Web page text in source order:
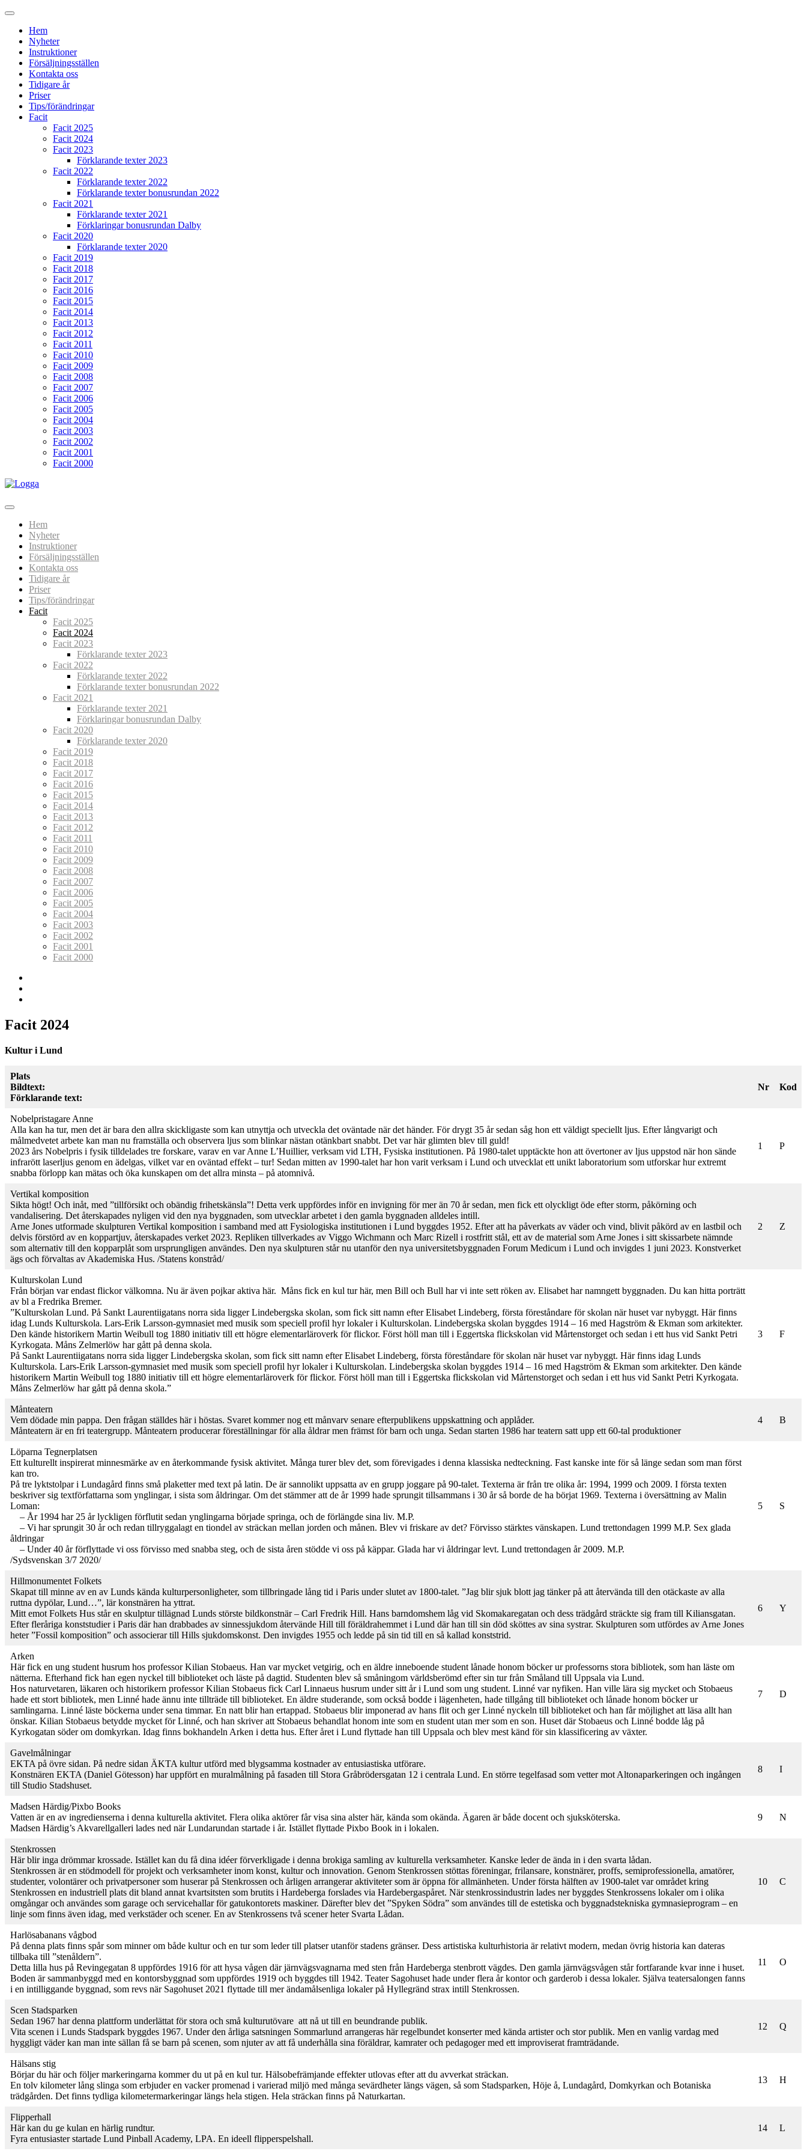
Hem
Nyheter
Instruktioner
Försäljningsställen
Kontakta oss
Tidigare år
Priser
Tips/förändringar
Facit
Facit 2025
Facit 2024
Facit 2023
Förklarande texter 2023
Facit 2022
Förklarande texter 2022
Förklarande texter bonusrundan 2022
Facit 2021
Förklarande texter 2021
Förklaringar bonusrundan Dalby
Facit 2020
Förklarande texter 2020
Facit 2019
Facit 2018
Facit 2017
Facit 2016
Facit 2015
Facit 2014
Facit 2013
Facit 2012
Facit 2011
Facit 2010
Facit 2009
Facit 2008
Facit 2007
Facit 2006
Facit 2005
Facit 2004
Facit 2003
Facit 2002
Facit 2001
Facit 2000
Hoppa
innehåll
Lundarundan
Upptäck Lund genom fotoorientering
Hem
Nyheter
Instruktioner
Försäljningsställen
Kontakta oss
Tidigare år
Priser
Tips/förändringar
Facit
Facit 2025
Facit 2024
Facit 2023
Förklarande texter 2023
Facit 2022
Förklarande texter 2022
Förklarande texter bonusrundan 2022
Facit 2021
Förklarande texter 2021
Förklaringar bonusrundan Dalby
Facit 2020
Förklarande texter 2020
Facit 2019
Facit 2018
Facit 2017
Facit 2016
Facit 2015
Facit 2014
Facit 2013
Facit 2012
Facit 2011
Facit 2010
Facit 2009
Facit 2008
Facit 2007
Facit 2006
Facit 2005
Facit 2004
Facit 2003
Facit 2002
Facit 2001
Facit 2000
Facit 2024
Kultur i Lund
Plats
Bildtext:
Förklarande text:
Nr Kod
Nobelpristagare Anne
Alla kan ha tur, men det är bara den allra skickligaste som kan utnyttja och utveckla det oväntade när det händer. För drygt 35 år sedan såg hon ett väldigt speciellt ljus. Efter långvarigt och
målmedvetet arbete kan man nu framställa och observera ljus som blinkar nästan otänkbart snabbt. Det var här glimten blev till guld!
2023 års Nobelpris i fysik tilldelades tre forskare, varav en var Anne L’Huillier, verksam vid LTH, Fysiska institutionen. På 1980-talet upptäckte hon att övertoner av ljus uppstod när hon sände
infrarött laserljus genom en ädelgas, vilket var en oväntad effekt – tur! Sedan mitten av 1990-talet har hon varit verksam i Lund och utvecklat ett unikt laboratorium som utforskar hur extremt
snabba förlopp kan mätas och öka kunskapen om det allra minsta – på atomnivå.
1 P
Vertikal komposition
Sikta högt! Och inåt, med ”tillförsikt och obändig frihetskänsla”! Detta verk uppfördes inför en invigning för mer än 70 år sedan, men fick ett olyckligt öde efter storm, påkörning och
vandalisering. Det återskapades nyligen vid den nya byggnaden, som utvecklar arbetet i den gamla byggnaden alldeles intill.
Arne Jones utformade skulpturen Vertikal komposition i samband med att Fysiologiska institutionen i Lund byggdes 1952. Efter att ha påverkats av väder och vind, blivit påkörd av en lastbil och
delvis förstörd av en koppartjuv, återskapades verket 2023. Repliken tillverkades av Viggo Wichmann och Marc Rizell i rostfritt stål, ett av de material som Arne Jones i sitt skissarbete nämnde
som alternativ till den kopparplåt som ursprungligen användes. Den nya skulpturen står nu utanför den nya universitetsbyggnaden Forum Medicum i Lund och invigdes 1 juni 2023. Konstverket
ägs och förvaltas av Akademiska Hus. /Statens konstråd/
2 Z
Kulturskolan Lund
Från början var endast flickor välkomna. Nu är även pojkar aktiva här. Måns fick en kul tur här, men Bill och Bull har vi inte sett röken av. Elisabet har namngett byggnaden. Du kan hitta porträtt
av bl a Fredrika Bremer.
”Kulturskolan Lund. På Sankt Laurentiigatans norra sida ligger Lindebergska skolan, som fick sitt namn efter Elisabet Lindeberg, första föreståndare för skolan när huset var nybyggt. Här finns
idag Lunds Kulturskola. Lars-Erik Larsson-gymnasiet med musik som speciell profil hyr lokaler i Kulturskolan. Lindebergska skolan byggdes 1914 – 16 med Hagström & Ekman som arkitekter.
Den kände historikern Martin Weibull tog 1880 initiativ till ett högre elementarläroverk för flickor. Först höll man till i Eggertska flickskolan vid Mårtenstorget och sedan i ett hus vid Sankt Petri
Kyrkogata. Måns Zelmerlöw har gått på denna skola.
På Sankt Laurentiigatans norra sida ligger Lindebergska skolan, som fick sitt namn efter Elisabet Lindeberg, första föreståndare för skolan när huset var nybyggt. Här finns idag Lunds
Kulturskola. Lars-Erik Larsson-gymnasiet med musik som speciell profil hyr lokaler i Kulturskolan. Lindebergska skolan byggdes 1914 – 16 med Hagström & Ekman som arkitekter. Den kände
historikern Martin Weibull tog 1880 initiativ till ett högre elementarläroverk för flickor. Först höll man till i Eggertska flickskolan vid Mårtenstorget och sedan i ett hus vid Sankt Petri Kyrkogata.
Måns Zelmerlöw har gått på denna skola.”
3 F
Månteatern
Vem dödade min pappa. Den frågan ställdes här i höstas. Svaret kommer nog ett månvarv senare efterpublikens uppskattning och applåder.
Månteatern är en fri teatergrupp. Månteatern producerar föreställningar för alla åldrar men främst för barn och unga. Sedan starten 1986 har teatern satt upp ett 60-tal produktioner
4 B
Löparna Tegnerplatsen
Ett kulturellt inspirerat minnesmärke av en återkommande fysisk aktivitet. Många turer blev det, som förevigades i denna klassiska nedteckning. Fast kanske inte för så länge sedan som man först
kan tro.
På tre lyktstolpar i Lundagård finns små plaketter med text på latin. De är sannolikt uppsatta av en grupp joggare på 90-talet. Texterna är från tre olika år: 1994, 1999 och 2009. I första texten
beskriver sig textförfattarna som ynglingar, i sista som åldringar. Om det stämmer att de år 1999 hade sprungit tillsammans i 30 år så borde de ha börjat 1969. Texterna i översättning av Malin
Loman:
– År 1994 har 25 år lyckligen förflutit sedan ynglingarna började springa, och de förlängde sina liv. M.P.
– Vi har sprungit 30 år och redan tillryggalagt en tiondel av sträckan mellan jorden och månen. Blev vi friskare av det? Förvisso stärktes vänskapen. Lund trettondagen 1999 M.P. Sex glada
åldringar
– Under 40 år förflyttade vi oss förvisso med snabba steg, och de sista åren stödde vi oss på käppar. Glada har vi åldringar levt. Lund trettondagen år 2009. M.P.
/Sydsvenskan 3/7 2020/
5 S
Hillmonumentet Folkets
Skapat till minne av en av Lunds kända kulturpersonligheter, som tillbringade lång tid i Paris under slutet av 1800-talet. ”Jag blir sjuk blott jag tänker på att återvända till den otäckaste av alla
ruttna dypölar, Lund…”, lär konstnären ha yttrat.
Mitt emot Folkets Hus står en skulptur tillägnad Lunds störste bildkonstnär – Carl Fredrik Hill. Hans barndomshem låg vid Skomakaregatan och dess trädgård sträckte sig fram till Kiliansgatan.
Efter fleråriga konststudier i Paris där han drabbades av sinnessjukdom återvände Hill till föräldrahemmet i Lund där han till sin död sköttes av sina systrar. Skulpturen som utfördes av Arne Jones
heter ”Fossil komposition” och associerar till Hills sjukdomskonst. Den invigdes 1955 och ledde på sin tid till en så kallad konststrid.
6 Y
Arken
Här fick en ung student husrum hos professor Kilian Stobaeus. Han var mycket vetgirig, och en äldre inneboende student lånade honom böcker ur professorns stora bibliotek, som han läste om
nätterna. Efterhand fick han egen nyckel till biblioteket och läste på dagtid. Studenten blev så småningom världsberömd efter sin tur från Småland till Uppsala via Lund.
Hos naturvetaren, läkaren och historikern professor Kilian Stobaeus fick Carl Linnaeus husrum under sitt år i Lund som ung student. Linné var nyfiken. Han ville lära sig mycket och Stobaeus
hade ett stort bibliotek, men Linné hade ännu inte tillträde till biblioteket. En äldre studerande, som också bodde i lägenheten, hade tillgång till biblioteket och lånade honom böcker ur
samlingarna. Linné läste böckerna under sena timmar. En natt blir han ertappad. Stobaeus blir imponerad av hans flit och ger Linné nyckeln till biblioteket och han får möjlighet att läsa allt han
önskar. Kilian Stobaeus betydde mycket för Linné, och han skriver att Stobaeus behandlat honom inte som en student utan mer som en son. Huset där Stobaeus och Linné bodde låg på
Kyrkogatan söder om domkyrkan. Idag finns bokhandeln Arken i detta hus. Efter året i Lund flyttade han till Uppsala och blev mest känd för sin klassificering av växter.
7 D
Gavelmålningar
EKTA på övre sidan. På nedre sidan ÄKTA kultur utförd med blygsamma kostnader av entusiastiska utförare.
Konstnären EKTA (Daniel Götesson) har uppfört en muralmålning på fasaden till Stora Gråbrödersgatan 12 i centrala Lund. En större tegelfasad som vetter mot Altonaparkeringen och ingången
till Studio Stadshuset.
8 I
Madsen Härdig/Pixbo Books
Vatten är en av ingredienserna i denna kulturella aktivitet. Flera olika aktörer får visa sina alster här, kända som okända. Ägaren är både docent och sjuksköterska.
Madsen Härdig’s Akvarellgalleri lades ned när Lundarundan startade i år. Istället flyttade Pixbo Book in i lokalen.
9 N
Stenkrossen
Här blir inga drömmar krossade. Istället kan du få dina idéer förverkligade i denna brokiga samling av kulturella verksamheter. Kanske leder de ända in i den svarta lådan.
Stenkrossen är en stödmodell för projekt och verksamheter inom konst, kultur och innovation. Genom Stenkrossen stöttas föreningar, frilansare, konstnärer, proffs, semiprofessionella, amatörer,
studenter, volontärer och privatpersoner som huserar på Stenkrossen och årligen arrangerar aktiviteter som är öppna för allmänheten. Under första hälften av 1900-talet var området kring
Stenkrossen en industriell plats dit bland annat kvartsitsten som brutits i Hardeberga forslades via Hardebergaspåret. När stenkrossindustrin lades ner byggdes Stenkrossens lokaler om i olika
omgångar och användes som garage och servicehallar för gatukontorets maskiner. Därefter blev det ”Spyken Södra” som användes till de estetiska och byggnadstekniska gymnasieprogram – en
linje som finns även idag, med verkstäder och scener. En av Stenkrossens två scener heter Svarta Lådan.
10 C
Harlösabanans vågbod
På denna plats finns spår som minner om både kultur och en tur som leder till platser utanför stadens gränser. Dess artistiska kulturhistoria är relativt modern, medan övrig historia kan dateras
tillbaka till ”stenåldern”.
Detta lilla hus på Revingegatan 8 uppfördes 1916 för att hysa vågen där järnvägsvagnarna med sten från Hardeberga stenbrott vägdes. Den gamla järnvägsvågen står fortfarande kvar inne i huset.
Boden är sammanbyggd med en kontorsbyggnad som uppfördes 1919 och byggdes till 1942. Teater Sagohuset hade under flera år kontor och garderob i dessa lokaler. Själva teatersalongen fanns
i en intilliggande byggnad, som revs när Sagohuset 2021 flyttade till mer ändamålsenliga lokaler på Hyllegränd strax intill Stenkrossen.
11 O
Scen Stadsparken
Sedan 1967 har denna plattform underlättat för stora och små kulturutövare att nå ut till en beundrande publik.
Vita scenen i Lunds Stadspark byggdes 1967. Under den årliga satsningen Sommarlund arrangeras här regelbundet konserter med kända artister och stor publik. Men en vanlig vardag med
hyggligt väder kan man inte sällan få se barn på scenen, som njuter av att få underhålla sina föräldrar, kamrater och pedagoger med ett improviserat framträdande.
12 Q
Hälsans stig
Börjar du här och följer markeringarna kommer du ut på en kul tur. Hälsobefrämjande effekter utlovas efter att du avverkat sträckan.
En tolv kilometer lång slinga som erbjuder en vacker promenad i varierad miljö med många sevärdheter längs vägen, så som Stadsparken, Höje å, Lundagård, Domkyrkan och Botaniska
trädgården. Det finns tydliga kilometermarkeringar längs hela stigen. Hela sträckan finns på Naturkartan.
13 H
Flipperhall
Här kan du ge kulan en härlig rundtur.
Fyra entusiaster startade Lund Pinball Academy, LPA. En ideell flipperspelshall.
14 L